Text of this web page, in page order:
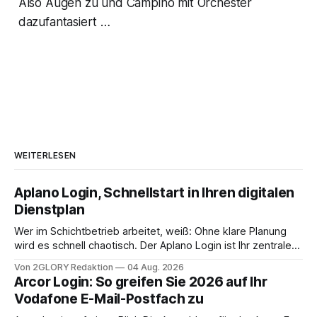
Also Augen zu und Campino mit Orchester
dazufantasiert …
WEITERLESEN
Aplano Login, Schnellstart in Ihren digitalen
Dienstplan
Wer im Schichtbetrieb arbeitet, weiß: Ohne klare Planung
wird es schnell chaotisch. Der Aplano Login ist Ihr zentraler
abwesenheiten und die gesamte kommunikation rund um
Ihr personal digital zu organisieren. In diesem Leitfaden
erfahren Sie alles, was Sie für einen reibungslosen Einstieg
Von 2GLORY Redaktion 04 Aug. 2026
Arcor Login: So greifen Sie 2026 auf Ihr
Vodafone E-Mail-Postfach zu